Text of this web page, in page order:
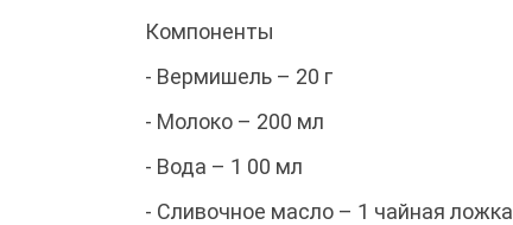
Компоненты
- Вермишель – 20 г
- Молоко – 200 мл
- Вода – 1 00 мл
- Сливочное масло – 1 чайная ложка